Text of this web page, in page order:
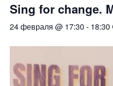
Sing for change.
24 февраля @ 17:30 - 18:30